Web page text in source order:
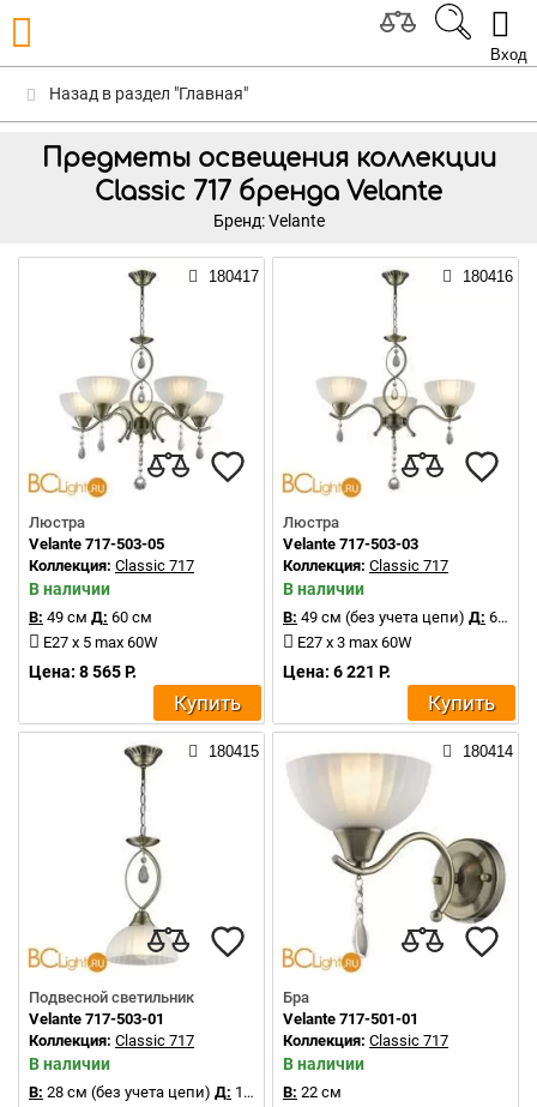
Вход
Назад в раздел "Главная"
Предметы освещения коллекции
Classic 717 бренда Velante
Бренд: Velante
180417
Люстра
Velante 717-503-05
Коллекция: Classic 717
В наличии
В: 49 см Д: 60 см
E27 x 5 max 60W
Цена: 8 565 Р.
Купить
180416
Люстра
Velante 717-503-03
Коллекция: Classic 717
В наличии
В: 49 см (без учета цепи) Д: 60 см
E27 x 3 max 60W
Цена: 6 221 Р.
Купить
180415
Подвесной светильник
Velante 717-503-01
Коллекция: Classic 717
В наличии
В: 28 см (без учета цепи) Д: 17 см
180414
Бра
Velante 717-501-01
Коллекция: Classic 717
В наличии
В: 22 см